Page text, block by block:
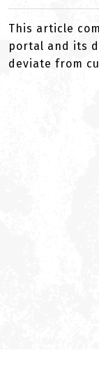
This article
portal and its
deviate from